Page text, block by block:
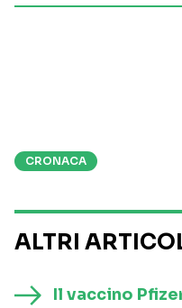
CRONACA
ALTRI
Il vaccino